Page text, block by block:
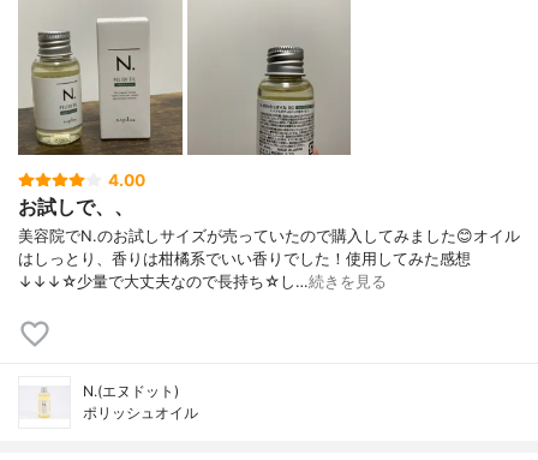
4.00
お試しで、、
美容院でN.のお試しサイズが売っていたので購入してみました😊オイル
はしっとり、香りは柑橘系でいい香りでした！使用してみた感想
↓↓↓☆少量で大丈夫なので長持ち☆し…続きを見る
N.(エヌドット)
ポリッシュオイル